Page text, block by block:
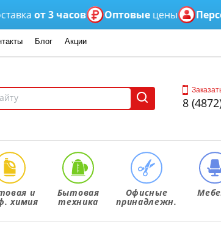
от 3 часов Оптовыецены
Блог Акции
8
и
химия
Бытовая
техника
Офисные
принадлежн.